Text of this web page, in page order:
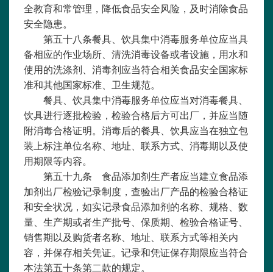
全教育和常管理，降低食品安全风险，及时消除食品
安全隐患。
第五十八条餐具、饮具集中消毒服务单位应当具
备相应的作业场所、清洗消毒设备或者设施，用水和
使用的洗涤剂、消毒剂应当符合相关食品安全国家标
准和其他国家标准、卫生规范。
餐具、饮具集中消毒服务单位应当对消毒餐具、
饮具进行逐批检验，检验合格后方可出厂，并应当随
附消毒合格证明。消毒后的餐具、饮具应当在独立包
装上标注单位名称、地址、联系方式、消毒期以及使
用期限等内容。
第五十九条 食品添加剂生产者应当建立食品添
加剂出厂检验记录制度，查验出厂产品的检验合格证
和安全状况，如实记录食品添加剂的名称、规格、数
量、生产期或者生产批号、保质期、检验合格证号、
销售期以及购货者名称、地址、联系方式等相关内
容，并保存相关凭证。记录和凭证保存期限应当符合
本法第五十条第二款的规定。